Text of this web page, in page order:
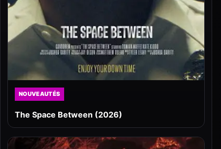
NOUVEAUTÉS
The Space Between (2026)